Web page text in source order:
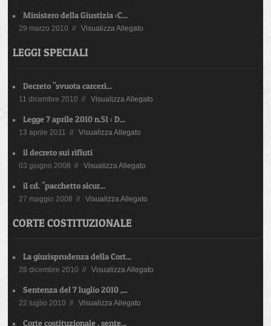
Ministero della Giustizia :C...
29 marzo 2010 // Visualizza Allegato
LEGGI SPECIALI
Decreto "svuota carceri...
11 dicembre 2010 // Visualizza Allegato
Legge 7 aprile 2010 n.51 : D...
13 aprile 2011 // Visualizza Allegato
il decreto sui rifiuti
03 giugno 2008 // Visualizza Allegato
il cd. "pacchetto sicur...
27 maggio 2008 // Visualizza Allegato
CORTE COSTITUZIONALE
La giurisprudenza della Cort...
28 dicembre 2010 // Visualizza Allegato
Sentenza del 7 luglio 2010 ,...
22 luglio 2010 // Visualizza Allegato
Corte costituzionale , sente...